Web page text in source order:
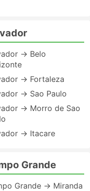
→ Belo
→ Fortaleza
→ Sao Paulo
→ Morro de Sao
→ Itacare
Grande
Grande → Miranda